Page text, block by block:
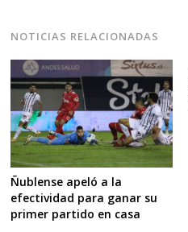
NOTICIAS RELACIONADAS
Ñublense apeló a la
efectividad para ganar su
primer partido en casa